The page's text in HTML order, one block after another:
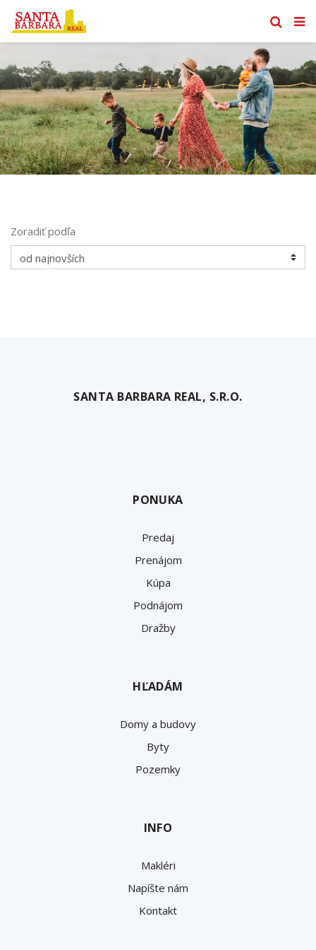
Zoradiť podľa
SANTA BARBARA REAL, S.R.O.
PONUKA
Predaj
Prenájom
Kúpa
Podnájom
Dražby
HĽADÁM
Domy a budovy
Byty
Pozemky
INFO
Makléri
Napíšte nám
Kontakt